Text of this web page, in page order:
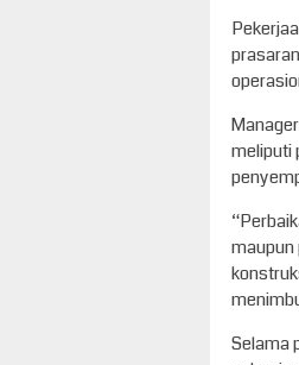
meliputi
maupun
Selama